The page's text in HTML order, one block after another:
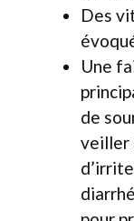
Des
Une
de
veiller